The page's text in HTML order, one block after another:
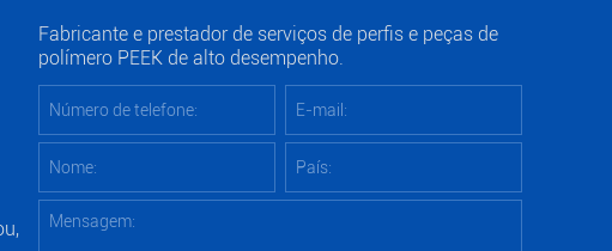
Fabricante e prestador de serviços de perfis e peças de
polímero PEEK de alto desempenho.